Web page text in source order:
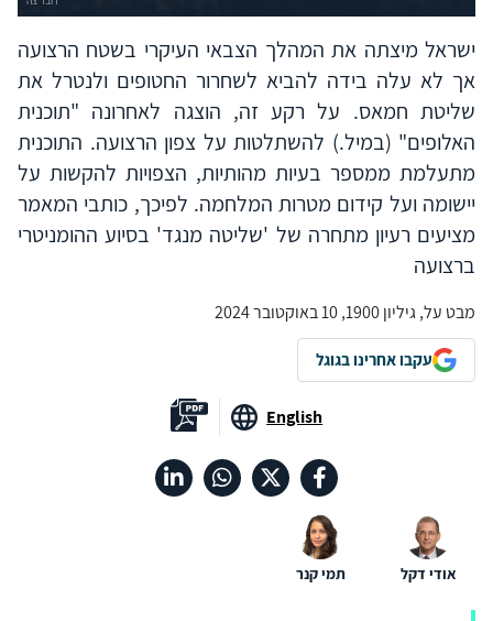
ישראל מיצתה את המהלך הצבאי העיקרי בשטח הרצועה
אך לא עלה בידה להביא לשחרור החטופים ולנטרל את
שליטת חמאס. על רקע זה, הוצגה לאחרונה "תוכנית
האלופים" (במיל.) להשתלטות על צפון הרצועה. התוכנית
מתעלמת ממספר בעיות מהותיות, הצפויות להקשות על
יישומה ועל קידום מטרות המלחמה. לפיכך, כותבי המאמר
מציעים רעיון מתחרה של 'שליטה מנגד' בסיוע ההומניטרי
ברצועה
מבט על, גיליון 1900, 10 באוקטובר 2024
עקבו אחרינו בגוגל
English
אודי דקל תמי קנר